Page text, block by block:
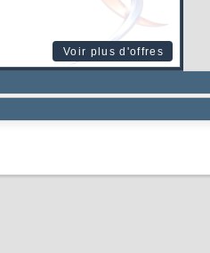
Voir plus d'offres